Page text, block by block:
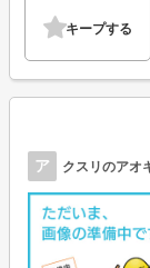
キープする
ア クスリのア